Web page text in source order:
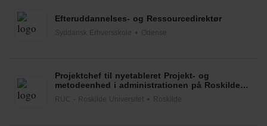
Efteruddannelses- og Ressourcedirektør
Syddansk Erhversskole Odense
Projektchef til nyetableret Projekt- og
metodeenhed i administrationen på Roskilde
Universitet
RUC - Roskilde Universitet Roskilde